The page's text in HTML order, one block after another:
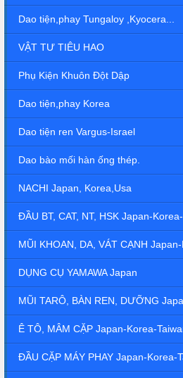
Dao tiện,phay Tungaloy ,Kyocera...
VẬT TƯ TIÊU HAO
Phụ Kiện Khuôn Đột Dập
Dao tiện,phay Korea
Dao tiện ren Vargus-Israel
Dao bào mối hàn ống thép.
NACHI Japan, Korea,Usa
ĐẦU BT, CAT, NT, HSK Japan-
MŨI KHOAN, DA, VÁT CẠNH
DỤNG CỤ YAMAWA Japan
MŨI TARÔ, BÀN REN, DƯỠNG
Ê TÔ, MÂM CẶP Japan-Korea-
ĐẦU CẶP MÁY PHAY Japan-Korea-